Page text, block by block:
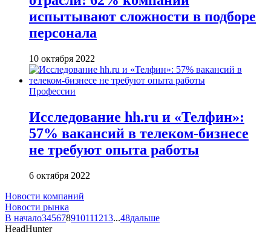
испытывают сложности в подборе
персонала
10 октября 2022
Профессии
Исследование hh.ru и «Телфин»:
57% вакансий в телеком-бизнесе
не требуют опыта работы
6 октября 2022
Новости компаний
Новости рынка
В начало345678910111213...48дальше
HeadHunter